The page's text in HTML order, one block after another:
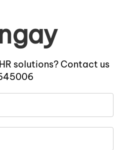
solutions? Contact us